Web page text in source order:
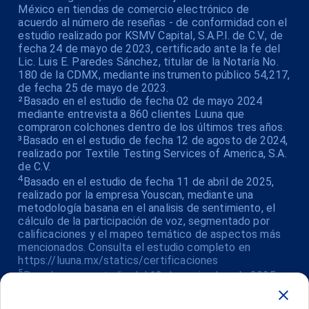
México en tiendas de comercio electrónico de
acuerdo al número de reseñas - de conformidad con el
estudio realizado por KSMV Capital, S.A.P.I. de C.V., de
fecha 24 de mayo de 2023, certificado ante la fe del
Lic. Luis E. Paredes Sánchez, titular de la Notaría No.
180 de la CDMX, mediante instrumento público 54,217,
de fecha 25 de mayo de 2023.
²Basado en el estudio de fecha 02 de mayo 2024
mediante entrevista a 860 clientes Luuna que
compraron colchones dentro de los últimos tres años.
³Basado en el estudio de fecha 12 de agosto de 2024,
realizado por Textile Testing Services of America, S.A.
de C.V.
4Basado en el estudio de fecha 11 de abril de 2025,
realizado por la empresa Youscan, mediante una
metodología basana en el analisis de sentimiento, el
cálculo de la participación de voz, segmentado por
calificaciones y el mapeo temático de aspectos más
mencionados. Consulta el estudio completo en
https://luuna.mx/statics/certificaciones
5Basado en un estudio del 13 de noviembre de 2025
realizado por Estudio Contar, que analizó 9,420 reseñas
verificadas de los principales plataformas de comercio